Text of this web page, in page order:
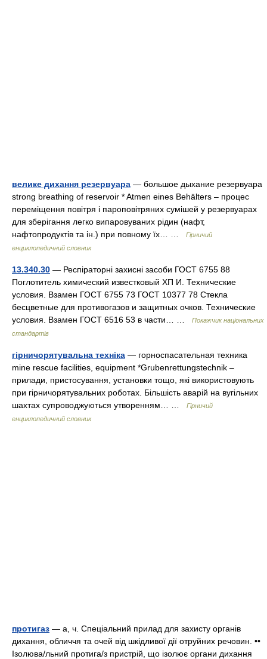
велике дихання резервуара — большое дыхание резервуара
strong breathing of reservoir * Atmen eines Behälters – процес
переміщення повітря і пароповітряних сумішей у резервуарах
для зберігання легко випаровуваних рідин (нафт,
нафтопродуктів та ін.) при повному їх… …
Гірничий
енциклопедичний словник
13.340.30 — Респіраторні захисні засоби ГОСТ 6755 88
Поглотитель химический известковый ХП И. Технические
условия. Взамен ГОСТ 6755 73 ГОСТ 10377 78 Стекла
бесцветные для противогазов и защитных очков. Технические
условия. Взамен ГОСТ 6516 53 в части… …
Покажчик національних
стандартів
гірничорятувальна техніка — горноспасательная техника
mine rescue facilities, equipment *Grubenrettungstechnik –
прилади, пристосування, установки тощо, які використовують
при гірничорятувальних роботах. Більшість аварій на вугільних
шахтах супроводжуються утворенням… …
Гірничий
енциклопедичний словник
протигаз — а, ч. Спеціальний прилад для захисту органів
дихання, обличчя та очей від шкідливої дії отруйних речовин. ••
Ізолюва/льний протига/з пристрій, що ізолює органи дихання